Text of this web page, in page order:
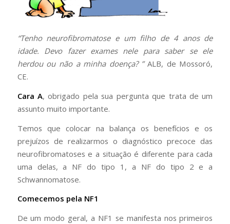
“Tenho neurofibromatose e um filho de 4 anos de
idade. Devo fazer exames nele para saber se ele
herdou ou não a minha doença? ”ALB, de Mossoró,
CE.
Cara A, obrigado pela sua pergunta que trata de um
assunto muito importante.
Temos que colocar na balança os benefícios e os
prejuízos de realizarmos o diagnóstico precoce das
neurofibromatoses e a situação é diferente para cada
uma delas, a NF do tipo 1, a NF do tipo 2 e a
Schwannomatose.
Comecemos pela NF1
De um modo geral, a NF1 se manifesta nos primeiros